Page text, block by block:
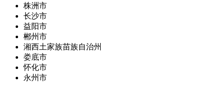
株洲市
长沙市
益阳市
郴州市
湘西土家族苗族自治州
娄底市
怀化市
永州市